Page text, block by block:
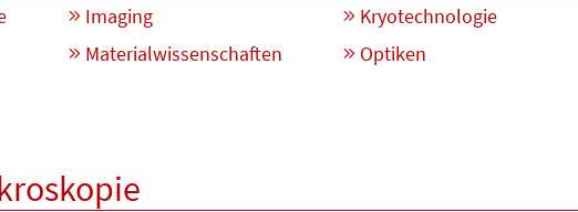
Imaging
Kryotechnologie
Materialwissenschaften
Optiken